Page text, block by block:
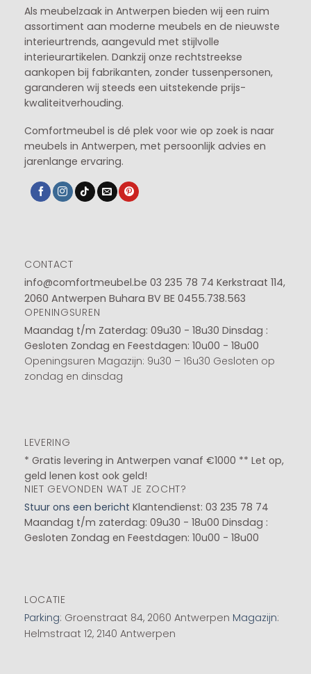
Als meubelzaak in Antwerpen bieden wij een ruim
assortiment aan moderne meubels en de nieuwste
interieurtrends, aangevuld met stijlvolle
interieurartikelen. Dankzij onze rechtstreekse
aankopen bij fabrikanten, zonder tussenpersonen,
garanderen wij steeds een uitstekende prijs-
kwaliteitverhouding.
Comfortmeubel is dé plek voor wie op zoek is naar
meubels in Antwerpen, met persoonlijk advies en
jarenlange ervaring.
CONTACT
info@comfortmeubel.be 03 235 78 74 Kerkstraat 114,
2060 Antwerpen Buhara BV BE 0455.738.563
OPENINGSUREN
Maandag t/m Zaterdag: 09u30 - 18u30 Dinsdag :
Gesloten Zondag en Feestdagen: 10u00 - 18u00
Openingsuren Magazijn: 9u30 – 16u30 Gesloten op
zondag en dinsdag
LEVERING
* Gratis levering in Antwerpen vanaf €1000 ** Let op,
geld lenen kost ook geld!
NIET GEVONDEN WAT JE ZOCHT?
Stuur ons een bericht Klantendienst: 03 235 78 74
Maandag t/m zaterdag: 09u30 - 18u00 Dinsdag :
Gesloten Zondag en Feestdagen: 10u00 - 18u00
LOCATIE
Parking: Groenstraat 84, 2060 Antwerpen Magazijn:
Helmstraat 12, 2140 Antwerpen